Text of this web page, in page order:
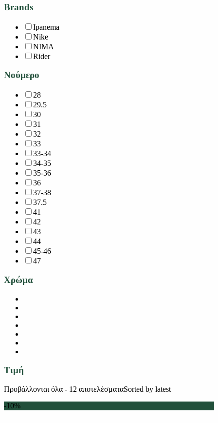
Brands
Ipanema
Nike
NIMA
Rider
Νούμερο
28
29.5
30
31
32
33
33-34
34-35
35-36
36
37-38
37.5
41
42
43
44
45-46
47
Χρώμα
Τιμή
Προβάλλονται όλα - 12 αποτελέσματαSorted by latest
-10%